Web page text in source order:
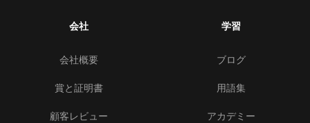
会社
会社概要
賞と証明書
顧客レビュー
学習
ブログ
用語集
アカデミー